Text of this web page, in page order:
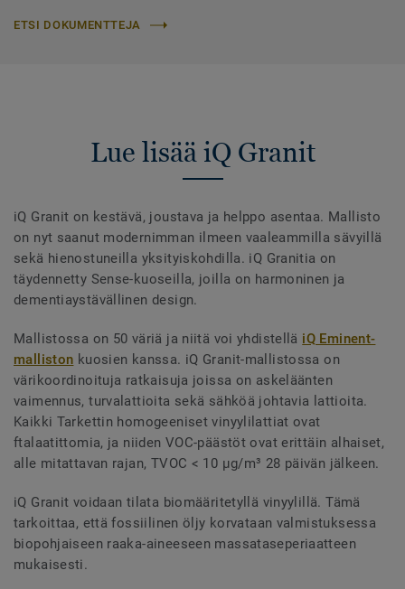
ETSI DOKUMENTTEJA
Lue lisää iQ Granit
iQ Granit on kestävä, joustava ja helppo asentaa. Mallisto
on nyt saanut modernimman ilmeen vaaleammilla sävyillä
sekä hienostuneilla yksityiskohdilla. iQ Granitia on
täydennetty Sense-kuoseilla, joilla on harmoninen ja
dementiaystävällinen design.
Mallistossa on 50 väriä ja niitä voi yhdistellä iQ Eminent-
malliston kuosien kanssa. iQ Granit-mallistossa on
värikoordinoituja ratkaisuja joissa on askeläänten
vaimennus, turvalattioita sekä sähköä johtavia lattioita.
Kaikki Tarkettin homogeeniset vinyylilattiat ovat
ftalaatittomia, ja niiden VOC-päästöt ovat erittäin alhaiset,
alle mitattavan rajan, TVOC < 10 µg/m³ 28 päivän jälkeen.
iQ Granit voidaan tilata biomääritetyllä vinyylillä. Tämä
tarkoittaa, että fossiilinen öljy korvataan valmistuksessa
biopohjaiseen raaka-aineeseen massataseperiaatteen
mukaisesti.